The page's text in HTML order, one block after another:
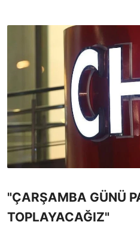
"ÇARŞAMBA GÜNÜ
TOPLAYACAĞIZ"